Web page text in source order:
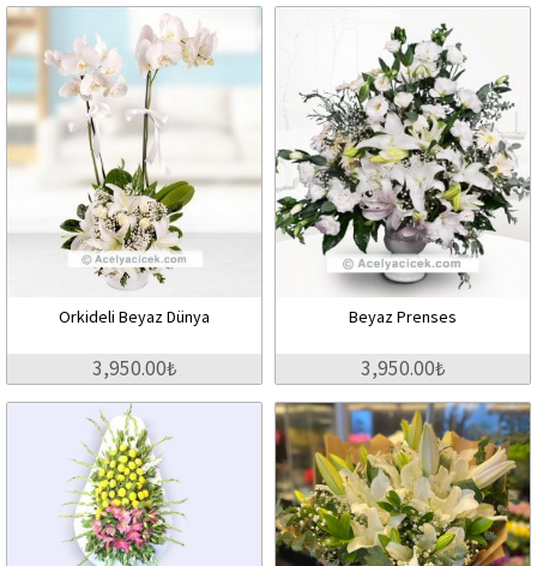
Orkideli Beyaz Dünya
3,950.00₺
Beyaz Prenses
3,950.00₺